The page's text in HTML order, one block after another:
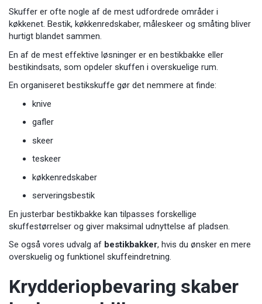
Skuffer er ofte nogle af de mest udfordrede områder i
køkkenet. Bestik, køkkenredskaber, måleskeer og småting bliver
hurtigt blandet sammen.
En af de mest effektive løsninger er en bestikbakke eller
bestikindsats, som opdeler skuffen i overskuelige rum.
En organiseret bestikskuffe gør det nemmere at finde:
knive
gafler
skeer
teskeer
køkkenredskaber
serveringsbestik
En justerbar bestikbakke kan tilpasses forskellige
skuffestørrelser og giver maksimal udnyttelse af pladsen.
Se også vores udvalg af bestikbakker, hvis du ønsker en mere
overskuelig og funktionel skuffeindretning.
Krydderiopbevaring skaber